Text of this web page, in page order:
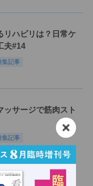
リハビリは？日常ケ
夫#14
集記事
ッサージで筋肉スト
集記事